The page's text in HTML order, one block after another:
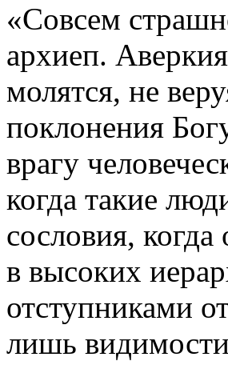
«Совсем
архиеп.
молятся, не
поклонения
врагу
когда такие
сословия,
в высоких
отступниками
лишь